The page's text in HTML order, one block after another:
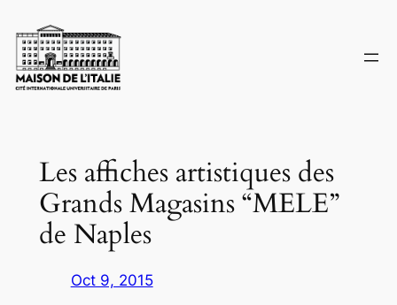
to
content
Les affiches artistiques des
Grands Magasins “MELE”
de Naples
Oct 9, 2015